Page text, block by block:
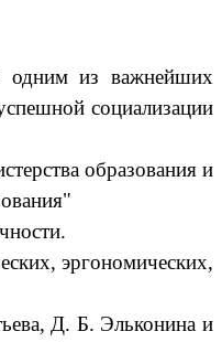
одним из важнейших
социализации
образования и
эргономических,
Д. Б. Эльконина и